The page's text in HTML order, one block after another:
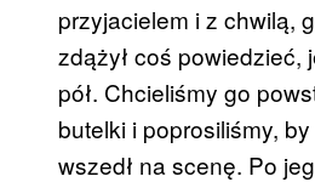
przyjacielem i z chwilą,
zdążył coś powiedzieć,
pół. Chcieliśmy go
butelki i poprosiliśmy,
wszedł na scenę. Po